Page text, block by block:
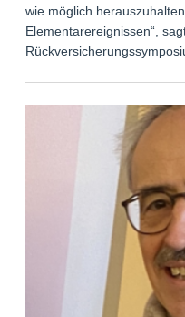
wie möglich
Elementarereignissen“,